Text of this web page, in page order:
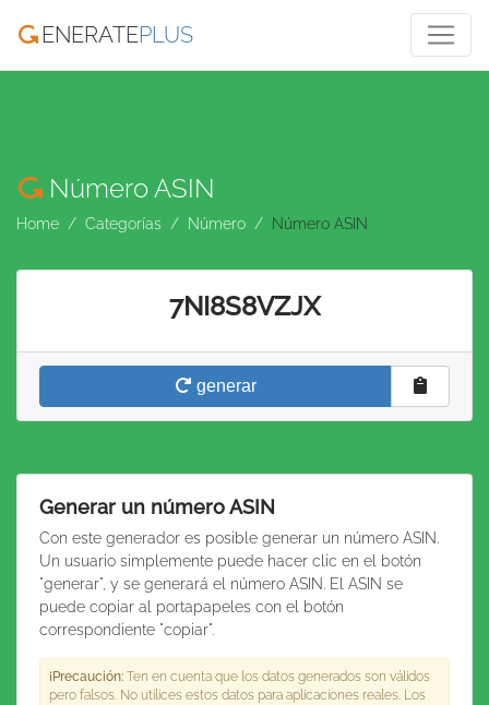
ENERATEPLUS
Número ASIN
Home Categorías Número Número ASIN
7NI8S8VZJX
generar
Generar un número ASIN
Con este generador es posible generar un número ASIN.
Un usuario simplemente puede hacer clic en el botón
"generar", y se generará el número ASIN. El ASIN se
puede copiar al portapapeles con el botón
correspondiente "copiar".
¡Precaución: Ten en cuenta que los datos generados son válidos
pero falsos. No utilices estos datos para aplicaciones reales. Los